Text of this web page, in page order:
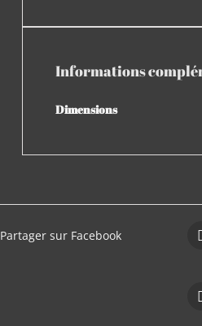
Informations
Dimensions
Partager sur Facebook